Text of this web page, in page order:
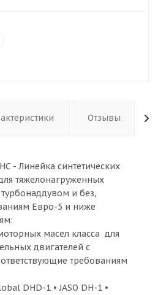
Отзывы
- Линейка синтетических
тяжелонагруженных
и без,
Евро-5 и ниже
масел класса для
двигателей с
требованиям
DHD-1 • JASO DH-1 •